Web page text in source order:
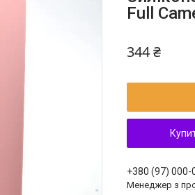
Full
344 ₴
+380 (97) 000-
Менеджер з